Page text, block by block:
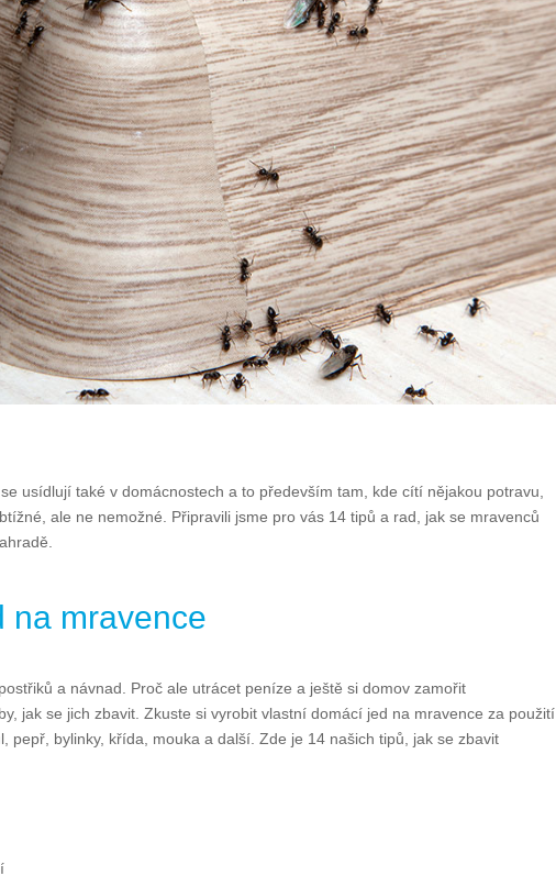
usídlují také v domácnostech a to především tam, kde cítí nějakou potravu,
ale ne nemožné. Připravili jsme pro vás 14 tipů a rad, jak se mravenců
na mravence
a návnad. Proč ale utrácet peníze a ještě si domov zamořit
jak se jich zbavit. Zkuste si vyrobit vlastní domácí jed na mravence za použití
pepř, bylinky, křída, mouka a další. Zde je 14 našich tipů, jak se zbavit